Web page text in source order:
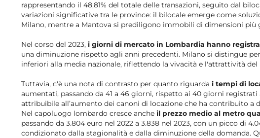
rappresentando il 48,81% del totale delle transazioni, seguito dal
variazioni significative tra le province: il bilocale emerge come
Milano, mentre a Mantova si prediligono immobili di dimensioni più
Nel corso del 2023, i giorni di mercato in Lombardia hanno
una diminuzione rispetto agli anni precedenti. Milano si distingue
inferiori alla media nazionale, riflettendo la vivacità e l'attrattività
Tuttavia, c'è una nota di contrasto per quanto riguarda i tempi di
aumentati, passando da 41 a 46 giorni, rispetto ai 40 giorni
attribuibile all’aumento dei canoni di locazione che ha contribuito a
Nel capoluogo lombardo cresce anche il prezzo medio al metro
passando da 3.804 euro nel 2022 a 3.838 nel 2023, con un picco di
condizionato dalla stagionalità e dalla diminuzione della domanda.